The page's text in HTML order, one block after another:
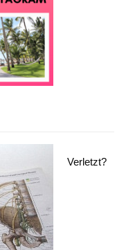
Verletzt?